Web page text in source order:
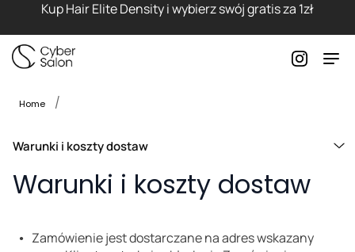
Kup Hair Elite Density i wybierz swój gratis za 1zł
Home
Warunki i koszty dostaw
Zamówienie jest dostarczane na adres wskazany
Warunki i koszty dostaw